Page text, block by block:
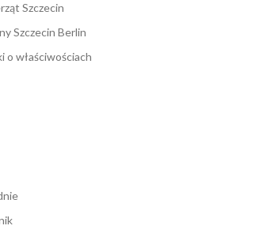
Szczecin
Szczecin Berlin
o właściwościach